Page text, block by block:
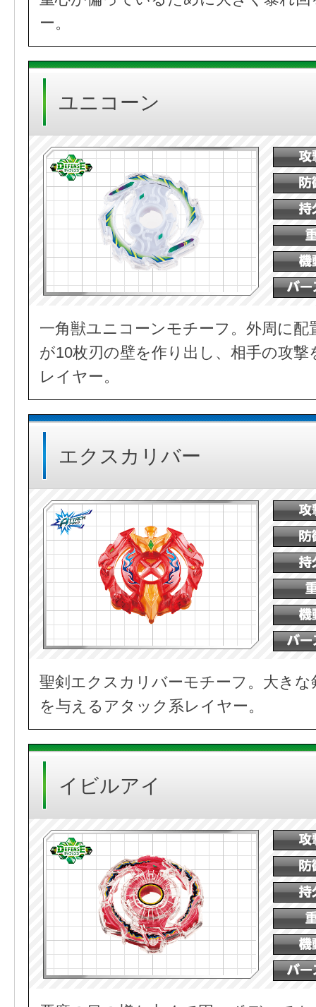
ー。
ユニコーン
一角獣ユニコーンモチーフ。外周に
が10枚刃の壁を作り出し、相手の攻
レイヤー。
エクスカリバー
聖剣エクスカリバーモチーフ。大き
を与えるアタック系レイヤー。
イビルアイ